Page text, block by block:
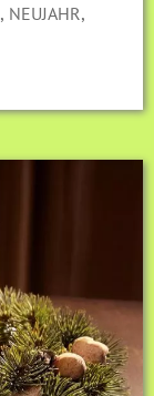
, NEUJAHR,